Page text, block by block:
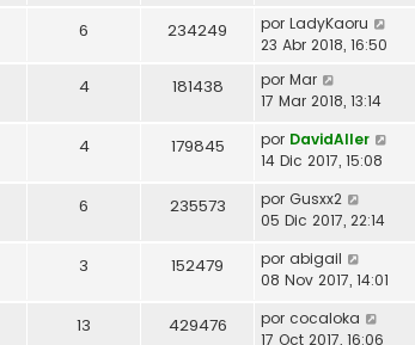
6 234249 por LadyKaoru
23 Abr 2018, 16:50
4 181438 por Mar
17 Mar 2018, 13:14
4 179845 por DavidAller
14 Dic 2017, 15:08
6 235573 por Gusxx2
05 Dic 2017, 22:14
3 152479 por abigail
08 Nov 2017, 14:01
13 429476 por cocaloka
17 Oct 2017, 16:06